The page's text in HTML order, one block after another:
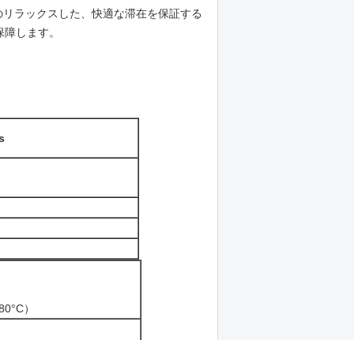
ラックスした、快適な滞在を保証する
します。
）